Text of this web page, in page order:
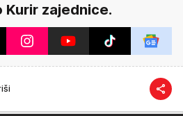
Kurir zajednice.